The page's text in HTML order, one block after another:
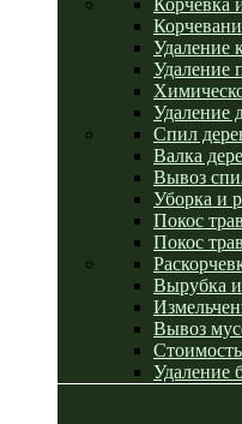
Корчевка
Удаление
Удаление
Удаление
Спил
Валка
Вывоз
Уборка и
Покос
Покос
Вырубка и
Вывоз
Удаление